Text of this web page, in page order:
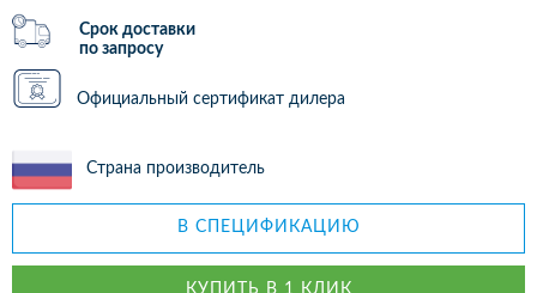
Срок доставки
по запросу
Официальный сертификат дилера
Страна производитель
В СПЕЦИФИКАЦИЮ